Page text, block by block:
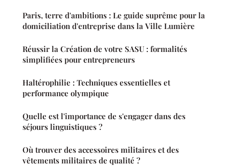
Paris, terre d'ambitions : Le guide suprême pour la
domiciliation d'entreprise dans la Ville Lumière
Réussir la Création de votre SASU : formalités
simplifiées pour entrepreneurs
Haltérophilie : Techniques essentielles et
performance olympique
Quelle est l'importance de s'engager dans des
séjours linguistiques ?
Où trouver des accessoires militaires et des
vêtements militaires de qualité ?